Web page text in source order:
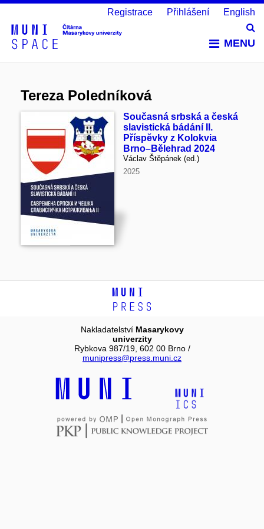
MENU
Registrace Přihlášení English
Tereza Poledníková
Současná srbská a česká
slavistická bádání II.
Příspěvky z Kolokvia
Brno–Bělehrad 2024
Václav Štěpánek (ed.)
2025
Nakladatelství Masarykovy
univerzity
Rybkova 987/19, 602 00 Brno /
munipress@press.muni.cz